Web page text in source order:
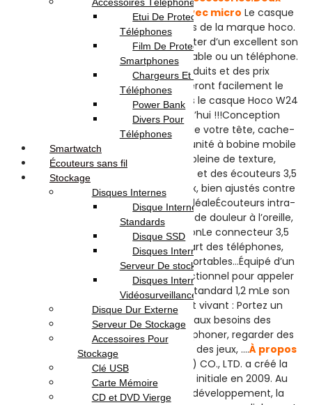
écouteurs d’origine Hoco W24 avec micro Le casque
est l’un des domaines les plus réussis de la marque hoco.
Le casque aide les utilisateurs à profiter d’un excellent son
via un ordinateur, un ordinateur portable ou un téléphone.
Avec une large gamme de produits et des prix
compétitifs, les utilisateurs trouveront facilement le
casque qui leur convient.Découvrons le casque Hoco W24
qui brise le monde virtuel aujourd’hui !!!Conception
ergonomique, s’adapte à la forme de votre tête, cache-
oreilles doux, comfortable à porter, unité à bobine mobile
de 40 mm, la musique est plus pleine de texture,
ensemble combiné, avec un casque et des écouteurs 3,5
avec micro.Les coussinets sont doux, bien ajustés contre
l’oreille pour une expérience audio idéaleÉcouteurs intra-
auriculaires solides, ne causent pas de douleur à l’oreille,
évitent de tomber lors de l’utilisationLe connecteur 3,5
mm est compatible avec la plupart des téléphones,
tablettes, ordinateurs, ordinateurs portables…Équipé d’un
microphone de conversation bidirectionnel pour appeler
ou jouer à des jeuxLongueur de fil standard 1,2 mLe son
haute résolution est clair, fidèle et vivant : Portez un
casque répondant idéalement aux besoins des
téléphones et des ordinateurs : téléphoner, regarder des
films, écouter de la musique, jouer à des jeux, ….À propos
de hoco.
HOCO. TECHNOLOGY (HK) CO., LTD. a créé la
marque
«hoco». depuis sa création initiale en 2009. Au
cours de nombreuses années de développement, la
Etui De Protection Pour
Téléphones
Film De Protection Pour
Smartphones
Chargeurs Et Câbles Pour
Téléphones
Power Bank
Divers Pour
Téléphones
Smartwatch
Écouteurs sans fil
Stockage
Disques Internes
Disque Internes
Standards
Disque SSD
Disques Internes Pour
Serveur De stockage
Disques Internes Pour
Vidéosurveillance
Disque Dur Externe
Serveur De Stockage
Accessoires Pour
Stockage
Clé USB
Carte Mémoire
CD et DVD Vierge